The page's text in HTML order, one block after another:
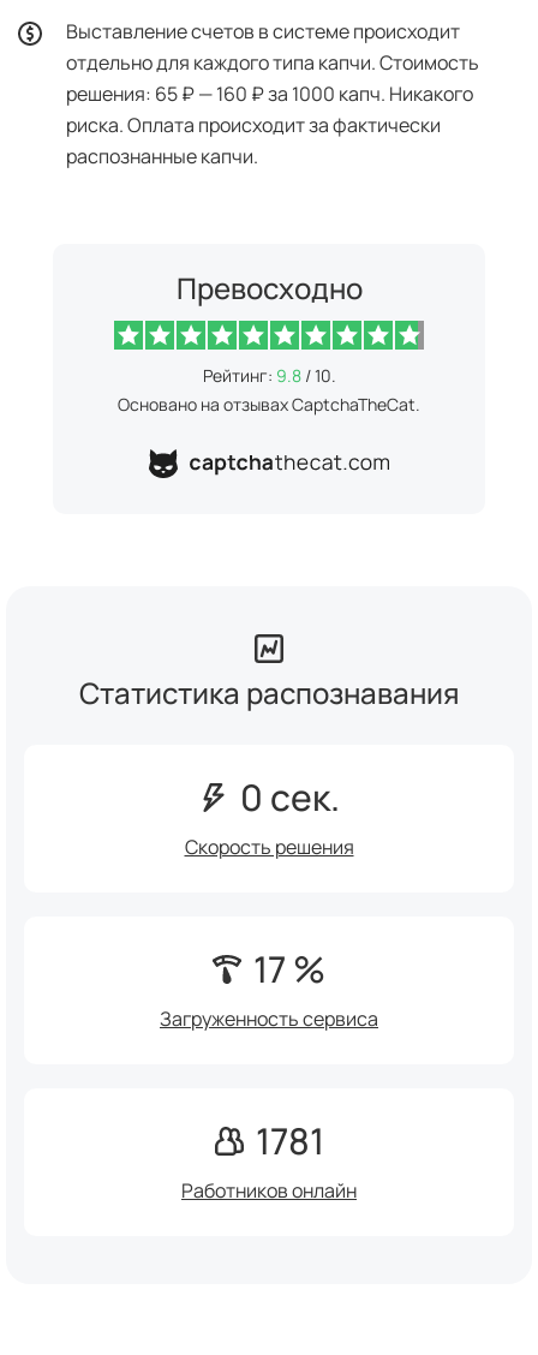
Выставление счетов в системе происходит
отдельно для каждого типа капчи. Стоимость
решения: 65 ₽ — 160 ₽ за 1000 капч. Никакого
риска. Оплата происходит за фактически
распознанные капчи.
Превосходно
Рейтинг: 9.8/ 10.
Основано на отзывах CaptchaTheCat.
Статистика распознавания
0 сек.
Скорость решения
17 %
Загруженность сервиса
1781
Работников онлайн